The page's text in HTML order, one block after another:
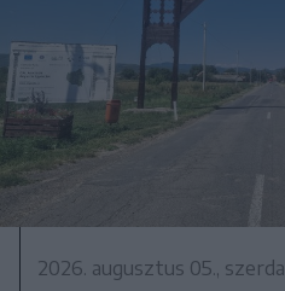
2026. augusztus 05., szerda